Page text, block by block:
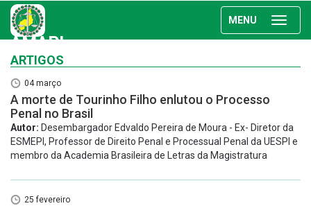
MENU
AMAPI
ARTIGOS
04 março
A morte de Tourinho Filho enlutou o Processo
Penal no Brasil
Autor: Desembargador Edvaldo Pereira de Moura - Ex- Diretor da
ESMEPI, Professor de Direito Penal e Processual Penal da UESPI e
membro da Academia Brasileira de Letras da Magistratura
25 fevereiro